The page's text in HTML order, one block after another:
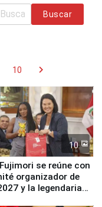
Buscar
10 chevron_right
10
se reúne con
organizador de
y la legendaria